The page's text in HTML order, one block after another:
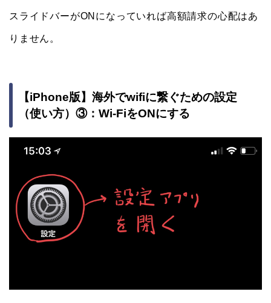
スライドバーがONになっていれば高額請求の心配はあ
りません。
【iPhone版】海外でwifiに繋ぐための設定
（使い方）③：Wi-FiをONにする